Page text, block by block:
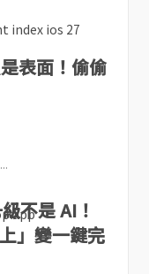
表面！偷偷
不是 AI！
」變一鍵完